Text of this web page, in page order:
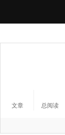
文章 总阅读